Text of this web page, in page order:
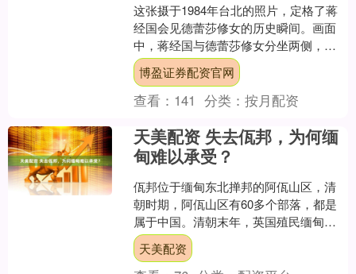
这张摄于1984年台北的照片，定格了蒋
经国会见德蕾莎修女的历史瞬间。画面
中，蒋经国与德蕾莎修女分坐两侧，而
居于正中的竟是时任英文翻译的马英
九。 马英九身处C位并....
博盈证券配资官网
查看： 141 分类：按月配资
天美配资 失去佤邦，为何缅
甸难以承受？
佤邦位于缅甸东北掸邦的阿佤山区，清
朝时期，阿佤山区有60多个部落，都是
属于中国。清朝末年，英国殖民缅甸
后，不断向北扩张，蚕食我国领土。英
国通过武力，实际上控制了....
天美配资